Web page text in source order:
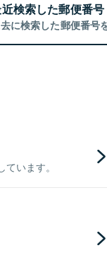
検索した郵便番号
に検索した郵便番号
います。